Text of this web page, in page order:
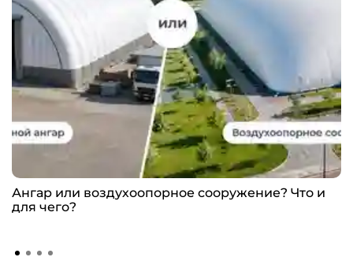
Ангар или воздухоопорное сооружение? Что и
для чего?